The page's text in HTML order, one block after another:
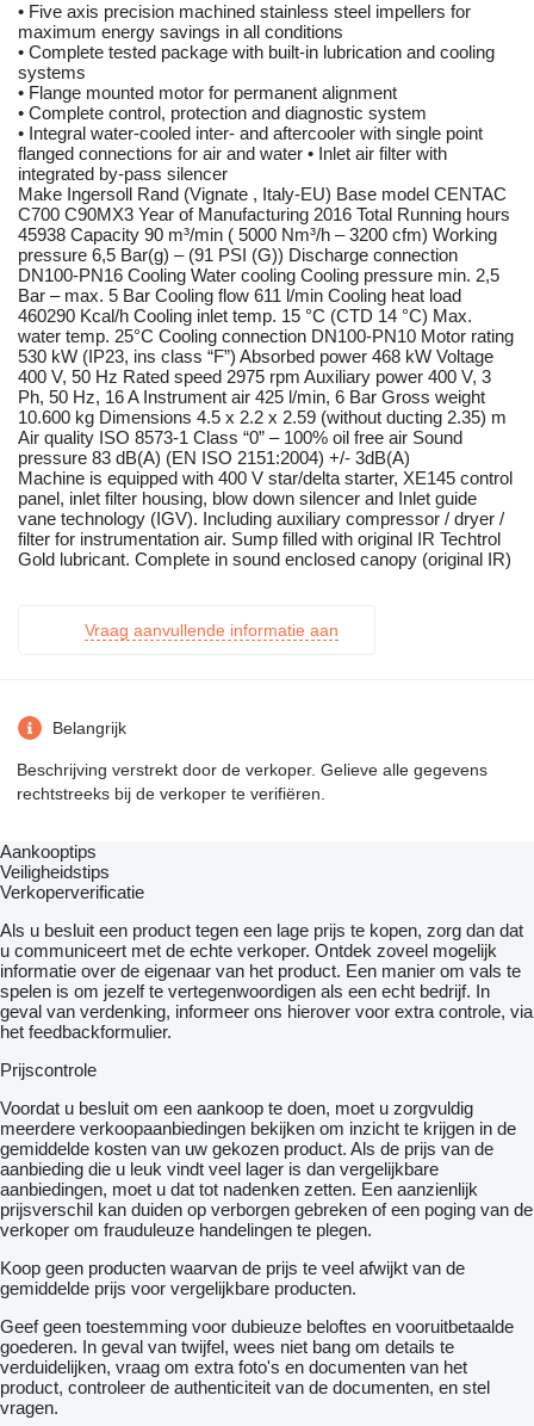
• Five axis precision machined stainless steel impellers for
maximum energy savings in all conditions
• Complete tested package with built-in lubrication and cooling
systems
• Flange mounted motor for permanent alignment
• Complete control, protection and diagnostic system
• Integral water-cooled inter- and aftercooler with single point
flanged connections for air and water • Inlet air filter with
integrated by-pass silencer
Make Ingersoll Rand (Vignate , Italy-EU) Base model CENTAC
C700 C90MX3 Year of Manufacturing 2016 Total Running hours
45938 Capacity 90 m³/min ( 5000 Nm³/h – 3200 cfm) Working
pressure 6,5 Bar(g) – (91 PSI (G)) Discharge connection
DN100-PN16 Cooling Water cooling Cooling pressure min. 2,5
Bar – max. 5 Bar Cooling flow 611 l/min Cooling heat load
460290 Kcal/h Cooling inlet temp. 15 °C (CTD 14 °C) Max.
water temp. 25°C Cooling connection DN100-PN10 Motor rating
530 kW (IP23, ins class “F”) Absorbed power 468 kW Voltage
400 V, 50 Hz Rated speed 2975 rpm Auxiliary power 400 V, 3
Ph, 50 Hz, 16 A Instrument air 425 l/min, 6 Bar Gross weight
10.600 kg Dimensions 4.5 x 2.2 x 2.59 (without ducting 2.35) m
Air quality ISO 8573-1 Class “0” – 100% oil free air Sound
pressure 83 dB(A) (EN ISO 2151:2004) +/- 3dB(A)
Machine is equipped with 400 V star/delta starter, XE145 control
panel, inlet filter housing, blow down silencer and Inlet guide
vane technology (IGV). Including auxiliary compressor / dryer /
filter for instrumentation air. Sump filled with original IR Techtrol
Gold lubricant. Complete in sound enclosed canopy (original IR)
Vraag aanvullende informatie aan
Belangrijk
Beschrijving verstrekt door de verkoper. Gelieve alle gegevens
rechtstreeks bij de verkoper te verifiëren.
Aankooptips
Veiligheidstips
Verkoperverificatie
Als u besluit een product tegen een lage prijs te kopen, zorg dan dat
u communiceert met de echte verkoper. Ontdek zoveel mogelijk
informatie over de eigenaar van het product. Een manier om vals te
spelen is om jezelf te vertegenwoordigen als een echt bedrijf. In
geval van verdenking, informeer ons hierover voor extra controle, via
het feedbackformulier.
Prijscontrole
Voordat u besluit om een ​​aankoop te doen, moet u zorgvuldig
meerdere verkoopaanbiedingen bekijken om inzicht te krijgen in de
gemiddelde kosten van uw gekozen product. Als de prijs van de
aanbieding die u leuk vindt veel lager is dan vergelijkbare
aanbiedingen, moet u dat tot nadenken zetten. Een aanzienlijk
prijsverschil kan duiden op verborgen gebreken of een poging van de
verkoper om frauduleuze handelingen te plegen.
Koop geen producten waarvan de prijs te veel afwijkt van de
gemiddelde prijs voor vergelijkbare producten.
Geef geen toestemming voor dubieuze beloftes en vooruitbetaalde
goederen. In geval van twijfel, wees niet bang om details te
verduidelijken, vraag om extra foto's en documenten van het
product, controleer de authenticiteit van de documenten, en stel
vragen.